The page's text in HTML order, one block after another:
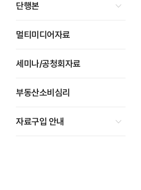
단행본
멀티미디어자료
세미나/공청회자료
부동산소비심리
자료구입 안내